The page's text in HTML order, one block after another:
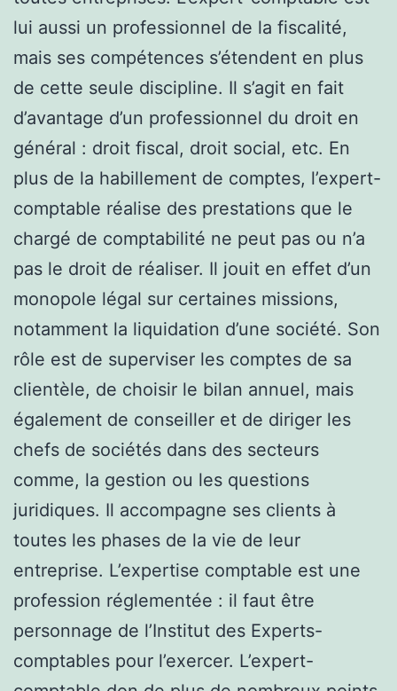
lui aussi un professionnel de la fiscalité,
mais ses compétences s’étendent en plus
de cette seule discipline. Il s’agit en fait
d’avantage d’un professionnel du droit en
général : droit fiscal, droit social, etc. En
plus de la habillement de comptes, l’expert-
comptable réalise des prestations que le
chargé de comptabilité ne peut pas ou n’a
pas le droit de réaliser. Il jouit en effet d’un
monopole légal sur certaines missions,
notamment la liquidation d’une société. Son
rôle est de superviser les comptes de sa
clientèle, de choisir le bilan annuel, mais
également de conseiller et de diriger les
chefs de sociétés dans des secteurs
comme, la gestion ou les questions
juridiques. Il accompagne ses clients à
toutes les phases de la vie de leur
entreprise. L’expertise comptable est une
profession réglementée : il faut être
personnage de l’Institut des Experts-
comptables pour l’exercer. L’expert-